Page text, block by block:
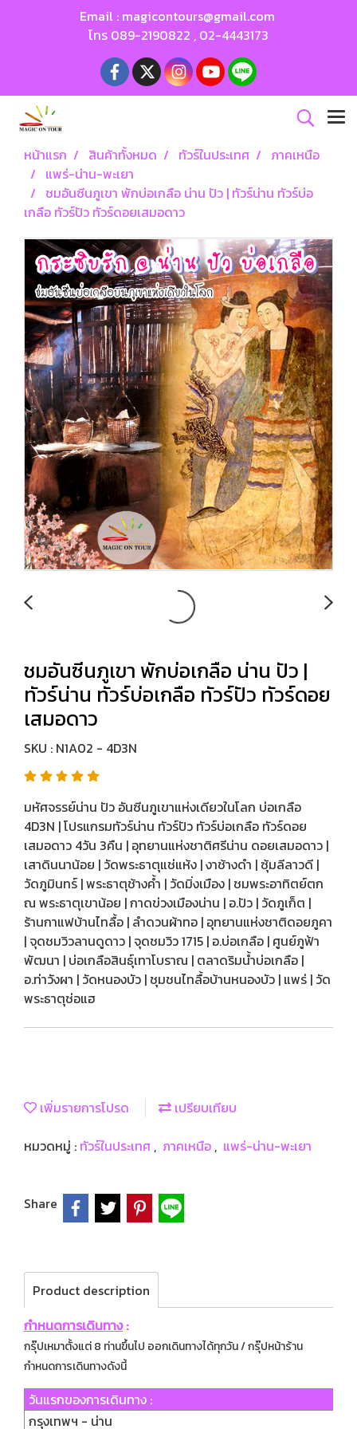
Email : magicontours@gmail.com
โทร 089-2190822 , 02-4443173
หน้าแรก สินค้าทั้งหมด ทัวร์ในประเทศ
ภาคเหนือ
แพร่-น่าน-พะเยา
ชมอันซีนภูเขา พักบ่อเกลือ น่าน ปัว | ทัวร์น่าน ทัวร์บ่อ
เกลือ ทัวร์ปัว ทัวร์ดอยเสมอดาว
ชมอันซีนภูเขา พักบ่อเกลือ น่าน ปัว |
ทัวร์น่าน ทัวร์บ่อเกลือ ทัวร์ปัว ทัวร์ดอย
เสมอดาว
SKU : N1A02 - 4D3N
มหัศจรรย์น่าน ปัว อันซีนภูเขาแห่งเดียวในโลก บ่อเกลือ
4D3N | โปรแกรมทัวร์น่าน ทัวร์ปัว ทัวร์บ่อเกลือ ทัวร์ดอย
เสมอดาว 4วัน 3คืน | อุทยานแห่งชาติศรีน่าน ดอยเสมอดาว |
เสาดินนาน้อย | วัดพระธาตุแช่แห้ง | งาช้างดำ | ซุ้มลีลาวดี |
วัดภูมินทร์ | พระธาตุช้างค้ำ | วัดมิ่งเมือง | ชมพระอาทิตย์ตก
ณ พระธาตุเขาน้อย | กาดข่วงเมืองน่าน | อ.ปัว | วัดภูเก็ต |
ร้านกาแฟบ้านไทลื้อ | ลำดวนผ้าทอ | อุทยานแห่งชาติดอยภูคา
| จุดชมวิวลานดูดาว | จุดชมวิว 1715 | อ.บ่อเกลือ | ศูนย์ภูฟ้า
พัฒนา | บ่อเกลือสินธุ์เทาโบราณ | ตลาดริมน้ำบ่อเกลือ |
อ.ท่าวังผา | วัดหนองบัว | ชุมชนไทลื้อบ้านหนองบัว | แพร่ | วัด
พระธาตุช่อแฮ
เพิ่มรายการโปรด
เปรียบเทียบ
หมวดหมู่ : ทัวร์ในประเทศ , ภาคเหนือ , แพร่-น่าน-พะเยา
Share
Product description
กำหนดการเดินทาง:
กรุ๊ปเหมาตั้งแต่ 8 ท่านขึ้นไป ออกเดินทางได้ทุกวัน / กรุ๊ปหน้าร้าน
กำหนดการเดินทางดังนี้
วันแรกของการเดินทาง :
กรุงเทพฯ - น่าน